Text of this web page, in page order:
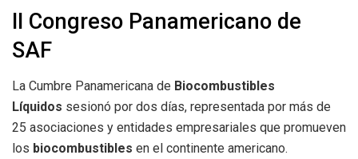
II Congreso Panamericano de
SAF
La Cumbre Panamericana de Biocombustibles
Líquidos sesionó por dos días, representada por más de
25 asociaciones y entidades empresariales que promueven
los biocombustibles en el continente americano.